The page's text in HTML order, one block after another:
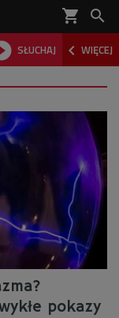
shopping_cart 
SŁUCHAJ  WIĘCEJ

pokazy